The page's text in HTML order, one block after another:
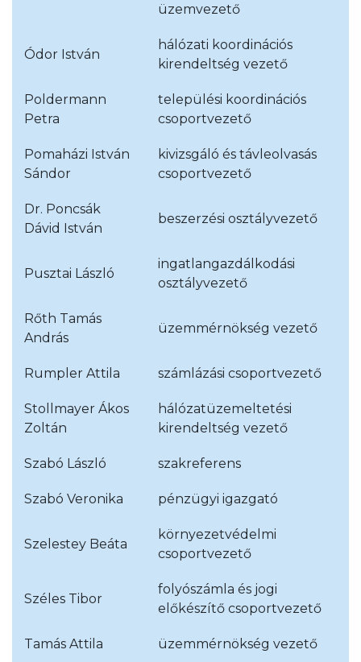
üzemvezető
Ódor István
hálózati koordinációs
kirendeltség vezető
Poldermann
Petra
települési koordinációs
csoportvezető
Pomaházi István
Sándor
kivizsgáló és távleolvasás
csoportvezető
Dr. Poncsák
Dávid István
beszerzési osztályvezető
Pusztai László
ingatlangazdálkodási
osztályvezető
Rőth Tamás
András
üzemmérnökség vezető
Rumpler Attila számlázási csoportvezető
Stollmayer Ákos
Zoltán
hálózatüzemeltetési
kirendeltség vezető
Szabó László szakreferens
Szabó Veronika pénzügyi igazgató
Szelestey Beáta
környezetvédelmi
csoportvezető
Széles Tibor
folyószámla és jogi
előkészítő csoportvezető
Tamás Attila üzemmérnökség vezető